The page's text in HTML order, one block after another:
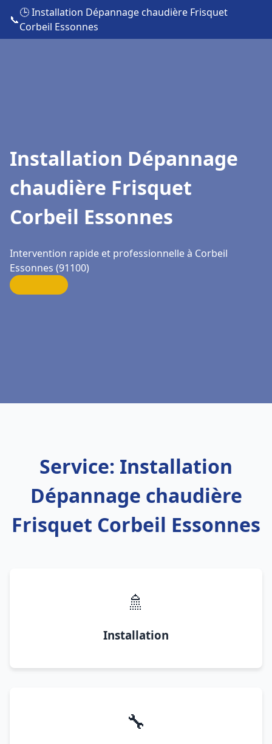
📞
🕒 Installation Dépannage chaudière Frisquet
Corbeil Essonnes
Installation Dépannage
chaudière Frisquet
Corbeil Essonnes
Intervention rapide et professionnelle à Corbeil
Essonnes (91100)
Service: Installation
Dépannage chaudière
Frisquet Corbeil Essonnes
🚿
Installation
🔧